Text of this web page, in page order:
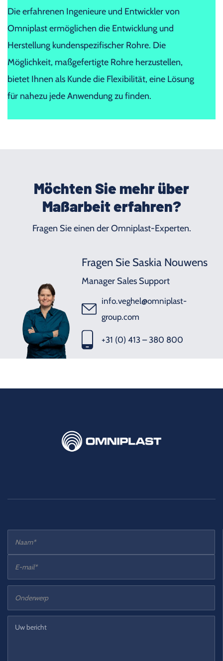
Die erfahrenen Ingenieure und Entwickler von
Omniplast ermöglichen die Entwicklung und
Herstellung kundenspezifischer Rohre. Die
Möglichkeit, maßgefertigte Rohre herzustellen,
bietet Ihnen als Kunde die Flexibilität, eine Lösung
für nahezu jede Anwendung zu finden.
Möchten Sie mehr über
Maßarbeit erfahren?
Fragen Sie einen der Omniplast-Experten.
Fragen Sie Saskia Nouwens
Manager Sales Support
info.veghel@omniplast-
group.com
+31 (0) 413 – 380 800